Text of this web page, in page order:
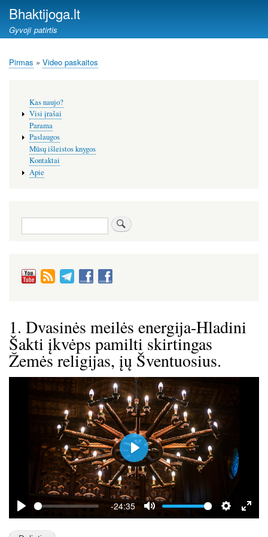
Bhaktijoga.lt
Gyvoji patirtis
Kelias
Pirmas Video paskaitos
1. Dvasinės meilės energija-Hladini
Šakti įkvėps pamilti skirtingas
Žemės religijas, įų Šventuosius.
P
l
-24:35
M
S
E
P
l
a
y
meniu
Kas naujo?
Visi įrašai
Parama
Paslaugos
Mūsų išleistos knygos
Kontaktai
Apie
Paieška